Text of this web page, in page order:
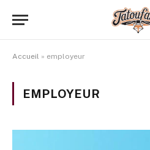
Accueil » employeur
EMPLOYEUR